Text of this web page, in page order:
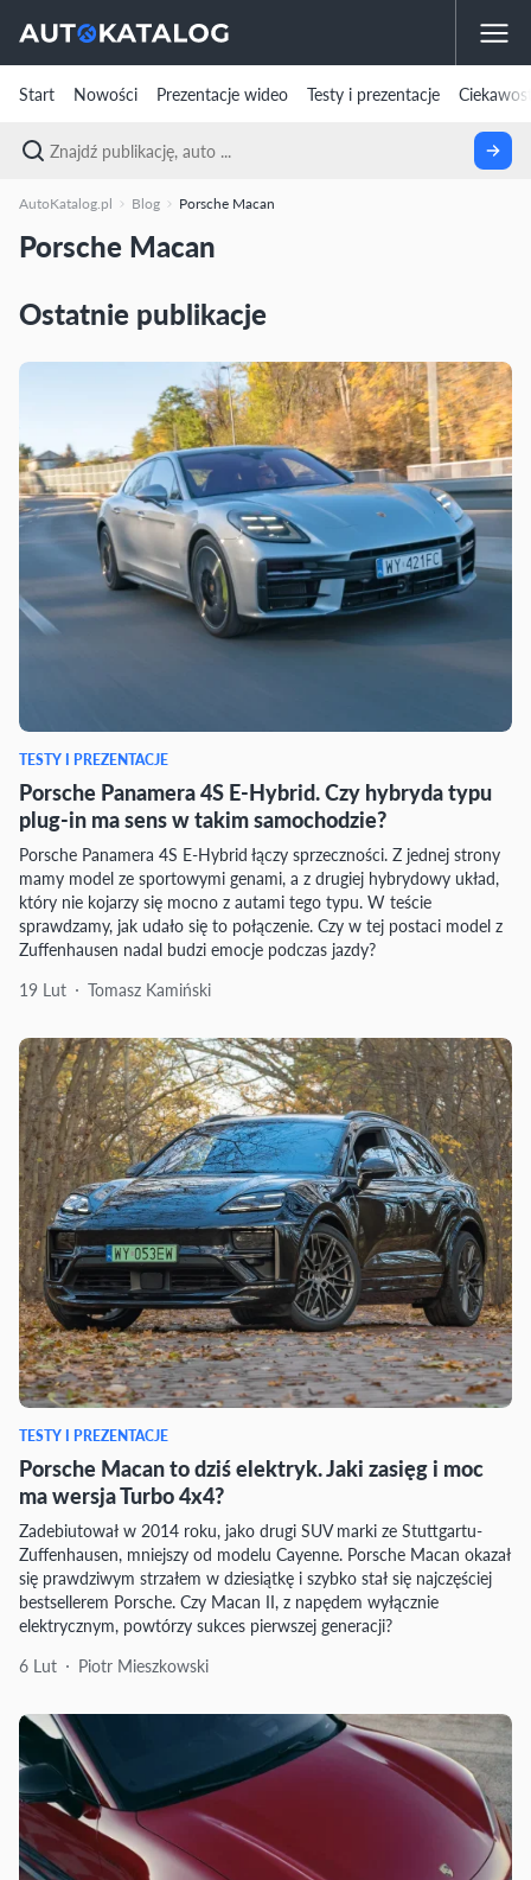
Start Nowości Prezentacje wideo Testy i prezentacje
AutoKatalog.pl Blog Porsche Macan
Porsche Macan
Ostatnie publikacje
TESTY I PREZENTACJE
Porsche Panamera 4S E-Hybrid. Czy hybryda typu
plug-in ma sens w takim samochodzie?
Porsche Panamera 4S E-Hybrid łączy sprzeczności. Z jednej strony
mamy model ze sportowymi genami, a z drugiej hybrydowy układ,
który nie kojarzy się mocno z autami tego typu. W teście
sprawdzamy, jak udało się to połączenie. Czy w tej postaci model z
Zuffenhausen nadal budzi emocje podczas jazdy?
19 Lut
Tomasz Kamiński
TESTY I PREZENTACJE
Porsche Macan to dziś elektryk. Jaki zasięg i moc
ma wersja Turbo 4x4?
Zadebiutował w 2014 roku, jako drugi SUV marki ze Stuttgartu-
Zuffenhausen, mniejszy od modelu Cayenne. Porsche Macan okazał
się prawdziwym strzałem w dziesiątkę i szybko stał się najczęściej
bestsellerem Porsche. Czy Macan II, z napędem wyłącznie
elektrycznym, powtórzy sukces pierwszej generacji?
6 Lut
Piotr Mieszkowski